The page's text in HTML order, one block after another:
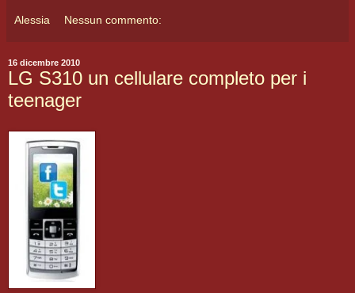
Alessia Nessun commento:
16 dicembre 2010
LG S310 un cellulare completo per i
teenager